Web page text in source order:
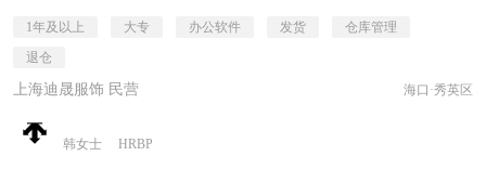
1年及以上 大专 办公软件 发货
仓库管理
退仓
上海迪晟服饰 民营 海口·秀英区
韩女士 HRBP